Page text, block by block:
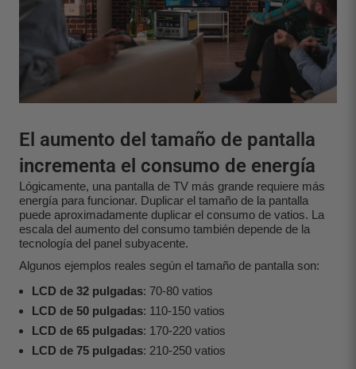
El aumento del tamaño de pantalla
incrementa el consumo de energía
Lógicamente, una pantalla de TV más grande requiere más
energía para funcionar. Duplicar el tamaño de la pantalla
puede aproximadamente duplicar el consumo de vatios. La
escala del aumento del consumo también depende de la
tecnología del panel subyacente.
Algunos ejemplos reales según el tamaño de pantalla son:
LCD de 32 pulgadas: 70-80 vatios
LCD de 50 pulgadas: 110-150 vatios
LCD de 65 pulgadas: 170-220 vatios
LCD de 75 pulgadas: 210-250 vatios